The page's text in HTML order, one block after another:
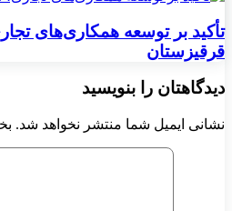
تأکید بر توسعه همکاری‌های
قرقیزستان
دیدگاهتان را بنویسید
نشانی ایمیل شما منتشر نخواهد شد.